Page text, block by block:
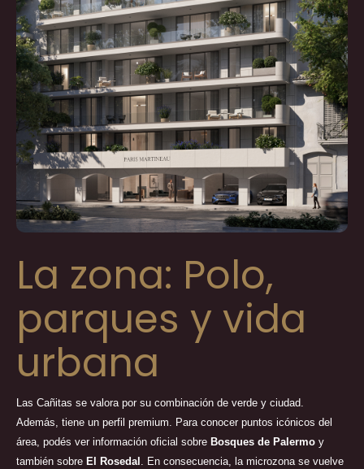
La zona: Polo,
parques y vida
urbana
Las Cañitas se valora por su combinación de verde y ciudad.
Además, tiene un perfil premium. Para conocer puntos icónicos del
área, podés ver información oficial sobre Bosques de Palermo y
también sobre El Rosedal . En consecuencia, la microzona se vuelve